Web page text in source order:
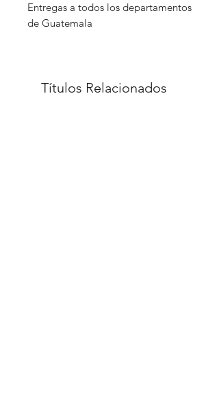
Entregas a todos los departamentos
de Guatemala
Títulos Relacionados